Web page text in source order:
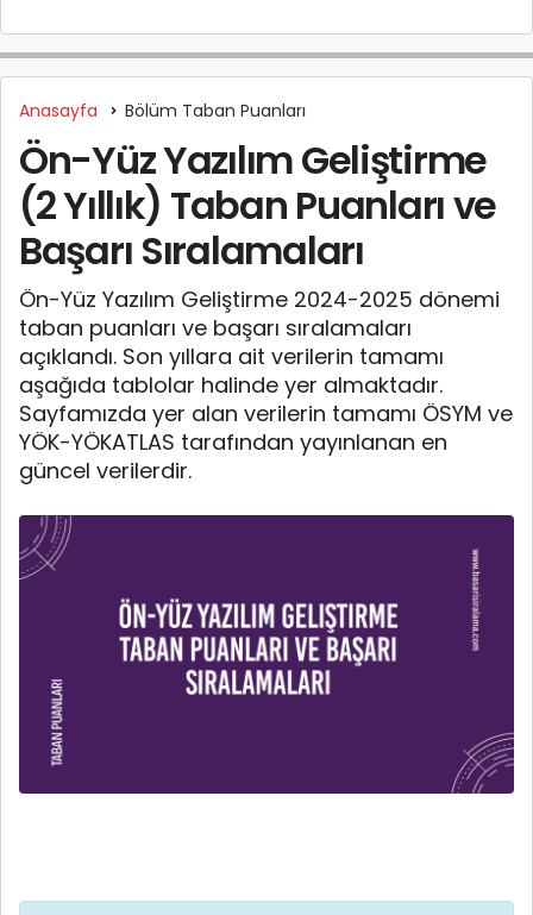
Anasayfa Bölüm Taban Puanları
Ön-Yüz Yazılım Geliştirme
(2 Yıllık) Taban Puanları ve
Başarı Sıralamaları
Ön-Yüz Yazılım Geliştirme 2024-2025 dönemi
taban puanları ve başarı sıralamaları
açıklandı. Son yıllara ait verilerin tamamı
aşağıda tablolar halinde yer almaktadır.
Sayfamızda yer alan verilerin tamamı ÖSYM ve
YÖK-YÖKATLAS tarafından yayınlanan en
güncel verilerdir.